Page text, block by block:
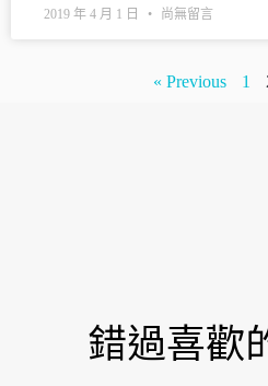
2019 年 4 月 1 日 尚無留言
« Previous 1
錯過喜歡